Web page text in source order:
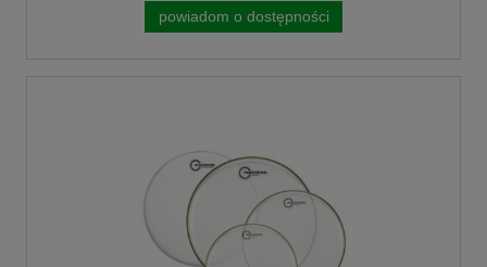
powiadom o dostępności